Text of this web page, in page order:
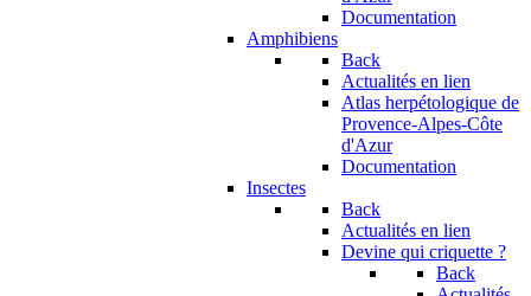
Documentation
Amphibiens
Back
Actualités en lien
Atlas herpétologique de
Provence-Alpes-Côte
d'Azur
Documentation
Insectes
Back
Actualités en lien
Devine qui criquette ?
Back